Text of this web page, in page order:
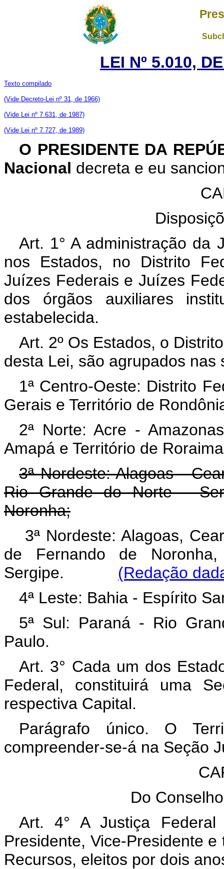
LEI Nº 5.010,
Texto compilado
(Vide Decreto-Lei nº 31, de 1966)
(Vide Lei nº 7.631, de 1987)
(Vide Lei nº 7.727, de 1989)
O PRESIDENTE DA
Nacional decreta e eu
Art. 1° A administração da
nos Estados, no Distrito
Juízes Federais e Juízes
dos órgãos auxiliares
estabelecida.
Art. 2º Os Estados, o
desta Lei, são agrupados
1ª Centro-Oeste: Distrito
Gerais e Território de
2ª Norte: Acre -
Amapá e Território de
3ª Nordeste: Alagoas -
Rio Grande do Norte -
Noronha;
3ª Nordeste: Alagoas,
de Fernando de
Sergipe. (Redação
4ª Leste: Bahia - Espírito
5ª Sul: Paraná - Rio
Paulo.
Art. 3° Cada um dos
Federal, constituirá uma
respectiva Capital.
Parágrafo único. O
compreender-se-á na Seção
Do
Art. 4° A Justiça
Presidente, Vice-Presidente
Recursos, eleitos por dois